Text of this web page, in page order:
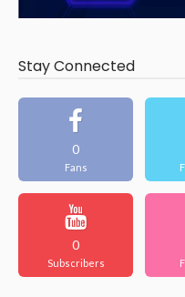
Stay Connected
0
Fans
0
Subscribers